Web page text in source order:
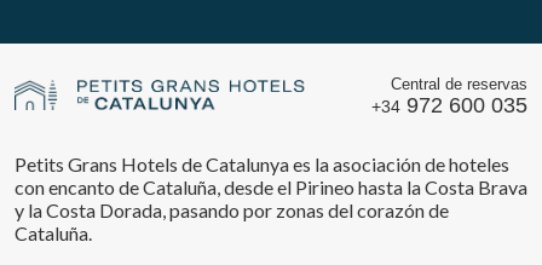
Central de reservas
+34 972 600 035
Petits Grans Hotels de Catalunya es la asociación de hoteles
con encanto de Cataluña, desde el Pirineo hasta la Costa Brava
y la Costa Dorada, pasando por zonas del corazón de
Cataluña.